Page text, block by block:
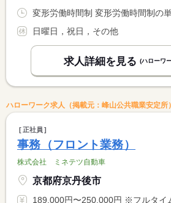
日曜日，祝日，その他
求人詳細を見る (ハローワ
ハローワーク求人（掲載元：峰山公共職業安定所）
正社員
事務（フロント業務）
株式会社 ミネテツ自動車
京都府京丹後市
189,000円〜250,000円 ※フルタイム求人の場合は月額（換算額）、パート求